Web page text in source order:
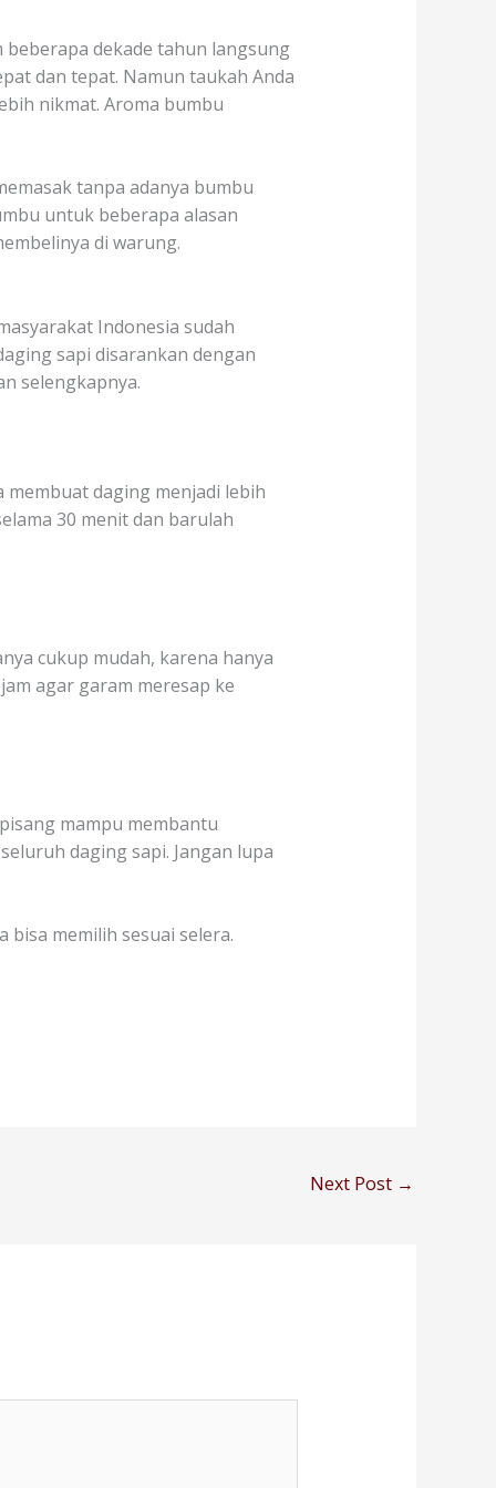
dekade tahun langsung
dan tepat. Namun taukah Anda
nikmat. Aroma bumbu
tanpa adanya bumbu
untuk beberapa alasan
di warung.
Indonesia sudah
sapi disarankan dengan
selengkapnya.
daging menjadi lebih
30 menit dan barulah
cukup mudah, karena hanya
agar garam meresap ke
mampu membantu
daging sapi. Jangan lupa
bisa memilih sesuai selera.
Next Post →